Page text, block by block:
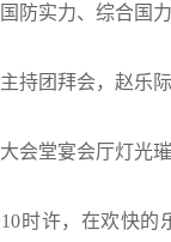
防实力、综合国
持团拜会，赵乐
会堂宴会厅灯光
10时许，在欢快